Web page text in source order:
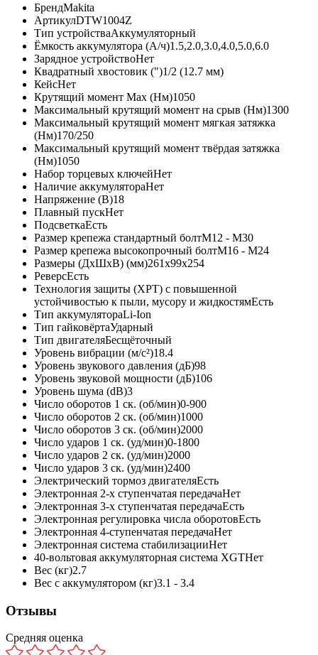
БрендMakita
АртикулDTW1004Z
Тип устройстваАккумуляторный
Ёмкость аккумулятора (А/ч)1.5,2.0,3.0,4.0,5.0,6.0
Зарядное устройствоНет
Квадратный хвостовик (")1/2 (12.7 мм)
КейсНет
Крутящий момент Max (Нм)1050
Максимальный крутящий момент на срыв (Нм)1300
Максимальный крутящий момент мягкая затяжка
(Нм)170/250
Максимальный крутящий момент твёрдая затяжка
(Нм)1050
Набор торцевых ключейНет
Наличие аккумулятораНет
Напряжение (В)18
Плавный пускНет
ПодсветкаЕсть
Размер крепежа стандартный болтМ12 - М30
Размер крепежа высокопрочный болтМ16 - М24
Размеры (ДxШxВ) (мм)261x99x254
РеверсЕсть
Технология защиты (XPT) с повышенной
устойчивостью к пыли, мусору и жидкостямЕсть
Тип аккумулятораLi-Ion
Тип гайковёртаУдарный
Тип двигателяБесщёточный
Уровень вибрации (м/с²)18.4
Уровень звукового давления (дБ)98
Уровень звуковой мощности (дБ)106
Уровень шума (dB)3
Число оборотов 1 ск. (об/мин)0-900
Число оборотов 2 ск. (об/мин)1000
Число оборотов 3 ск. (об/мин)2000
Число ударов 1 ск. (уд/мин)0-1800
Число ударов 2 ск. (уд/мин)2000
Число ударов 3 ск. (уд/мин)2400
Электрический тормоз двигателяЕсть
Электронная 2-х ступенчатая передачаНет
Электронная 3-х ступенчатая передачаЕсть
Электронная регулировка числа оборотовЕсть
Электронная 4-ступенчатая передачаНет
Электронная система стабилизацииНет
40-вольтовая аккумуляторная система XGTНет
Вес (кг)2.7
Вес с аккумулятором (кг)3.1 - 3.4
Отзывы
Средняя оценка